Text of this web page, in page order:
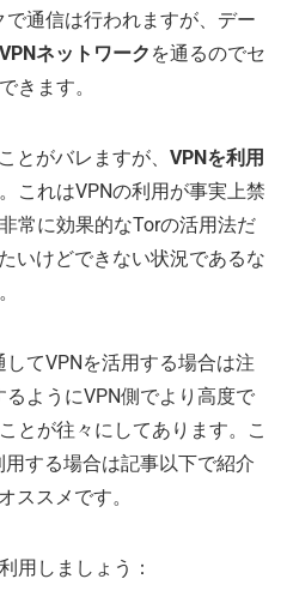
通信は行われますが、デー
ネットワーク を通るのでセ
きます。
とがバレますが、 VPNを利用
。これはVPNの利用が事実上禁
常に効果的なTorの活用法だ
いけどできない状況であるな
てVPNを活用する場合は注
ようにVPN側でより高度で
とが往々にしてあります。こ
する場合は記事以下で紹介
ススメです。
用しましょう：